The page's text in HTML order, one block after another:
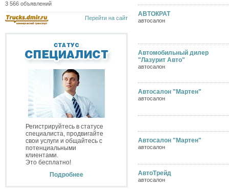
3 566 объявлений
Перейти на сайт
Регистрируйтесь в статусе
специалиста, продвигайте
свои услуги и общайтесь с
потенциальными
клиентами.
Это бесплатно!
Подробнее
АВТОКРАТ
автосалон
Автомобильный дилер
"Лазурит Авто"
автосалон
Автосалон "Мартен"
автосалон
Автосалон "Мартен"
автосалон
АвтоТрейд
автосалон